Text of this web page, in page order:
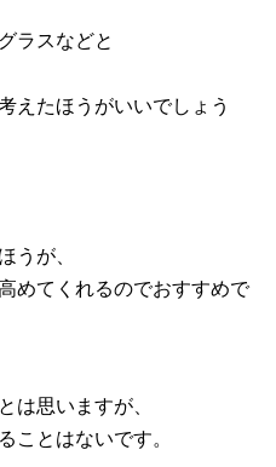
ラスなどと
えたほうがいいでしょう
うが、
めてくれるのでおすすめで
は思いますが、
ことはないです。